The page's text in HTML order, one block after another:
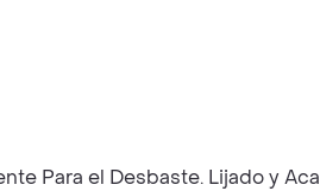
Para el Desbaste. Lijado y